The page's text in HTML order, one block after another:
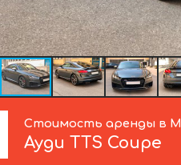
Стоимость аренды в
Ауди TTS Coupe